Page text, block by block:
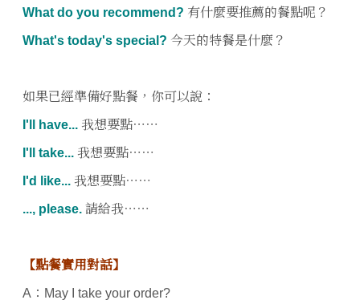
What do you recommend? 有什麼要推薦的餐點呢？
What's today's special? 今天的特餐是什麼？
如果已經準備好點餐，你可以說：
I'll have...我想要點⋯⋯
I'll take...我想要點⋯⋯
I'd like...我想要點⋯⋯
..., please.請給我⋯⋯
【點餐實用對話】
A：May I take your order?